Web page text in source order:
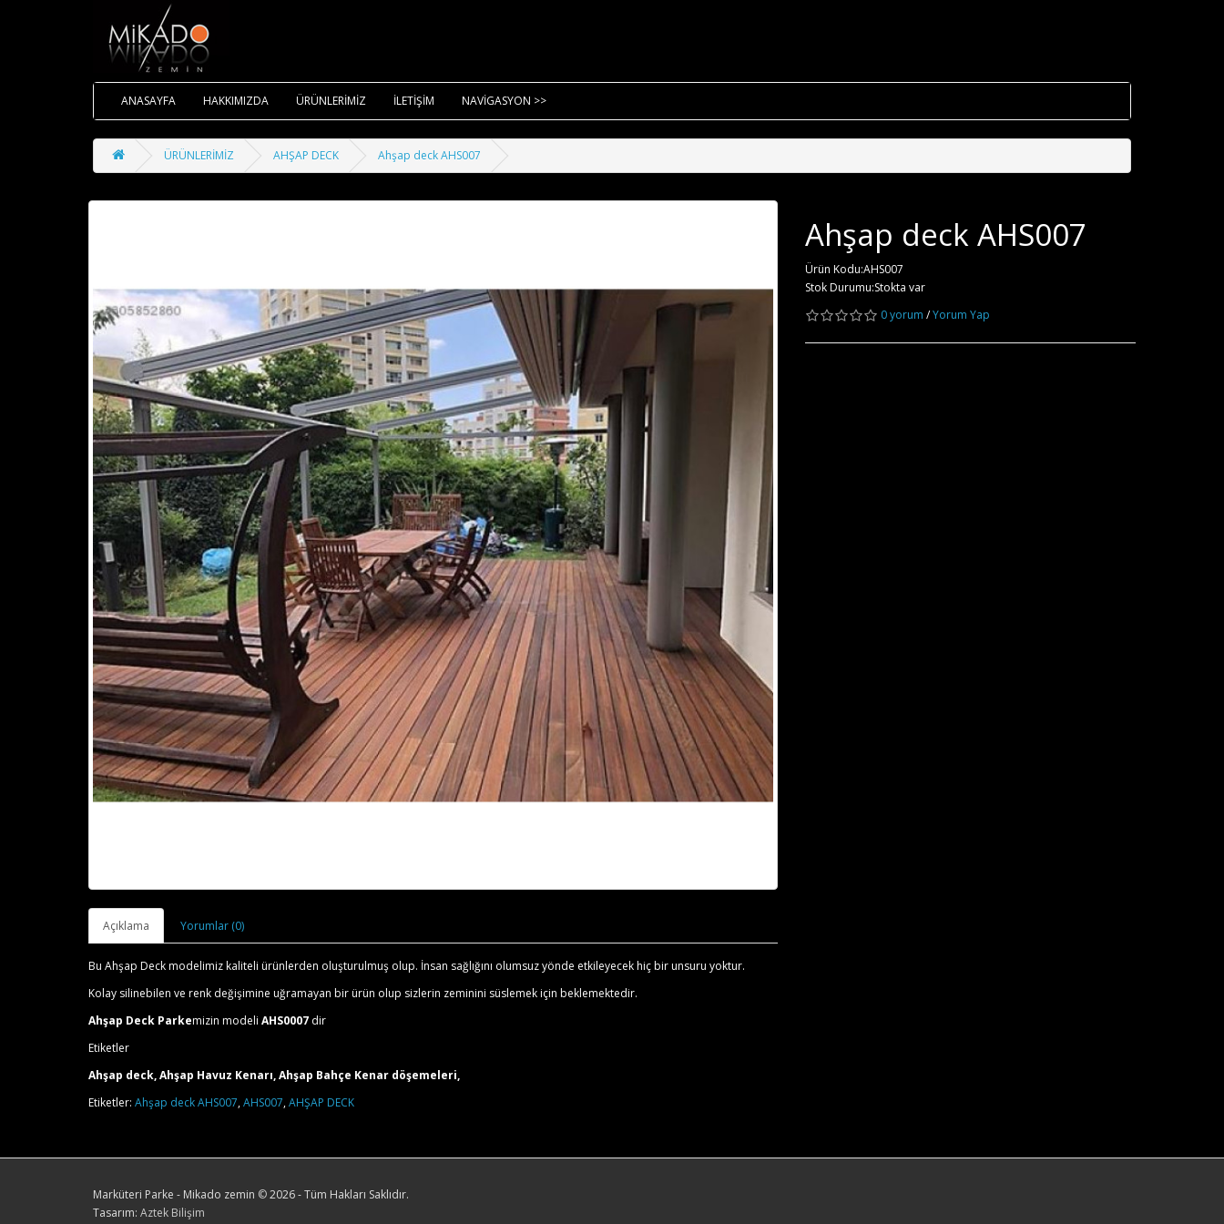
ANASAYFA HAKKIMIZDA ÜRÜNLERİMİZ İLETİŞİM NAVİGASYON >>
ÜRÜNLERİMİZ AHŞAP DECK Ahşap deck AHS007
Açıklama Yorumlar (0)
Bu Ahşap Deck modelimiz kaliteli ürünlerden oluşturulmuş olup. İnsan sağlığını olumsuz yönde etkileyecek hiç bir unsuru yoktur.
Kolay silinebilen ve renk değişimine uğramayan bir ürün olup sizlerin zeminini süslemek için beklemektedir.
Ahşap Deck Parkemizin modeli AHS0007 dir
Etiketler
Ahşap deck, Ahşap Havuz Kenarı, Ahşap Bahçe Kenar döşemeleri,
Ahşap deck AHS007
Ürün Kodu:AHS007
Stok Durumu:Stokta var
0 yorum /Yorum Yap
Etiketler: Ahşap deck AHS007,AHS007,AHŞAP DECK
Marküteri Parke - Mikado zemin ©2026 - Tüm Hakları Saklıdır.
Tasarım: Aztek Bilişim